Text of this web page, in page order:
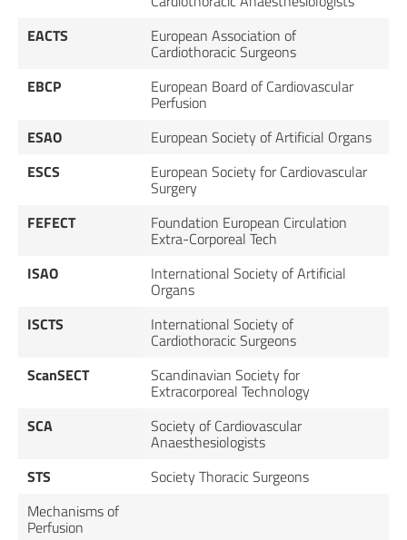
EACTS
European Association of
Cardiothoracic Surgeons
EBCP
European Board of Cardiovascular
Perfusion
ESAO
European Society of Artificial Organs
ESCS
European Society for Cardiovascular
Surgery
FEFECT
Foundation European Circulation
Extra-Corporeal Tech
ISAO
International Society of Artificial
Organs
ISCTS
International Society of
Cardiothoracic Surgeons
ScanSECT
Scandinavian Society for
Extracorporeal Technology
SCA
Society of Cardiovascular
Anaesthesiologists
STS
Society Thoracic Surgeons
Mechanisms of
Perfusion